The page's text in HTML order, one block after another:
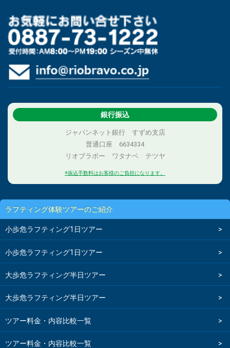
銀行振込
ジャパンネット銀行 すずめ支店
普通口座 6634334
リオブラボー ワタナベ テツヤ
※振込手数料はお客様のご負担になります。
ラフティング体験ツアーのご紹介
小歩危ラフティング1日ツアー
小歩危ラフティング1日ツアー
大歩危ラフティング半日ツアー
大歩危ラフティング半日ツアー
ツアー料金・内容比較一覧
ツアー料金・内容比較一覧